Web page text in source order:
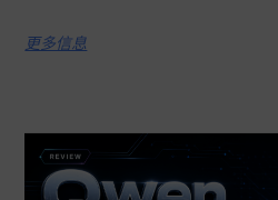
更多信息